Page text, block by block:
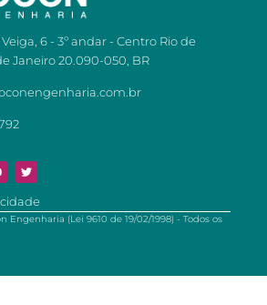
6 - 3º andar - Centro Rio de
Janeiro 20.090-050, BR
Engenharia (Lei 9610 de 19/02/1998) - Todos os